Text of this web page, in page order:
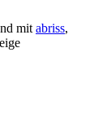
mit abriss,